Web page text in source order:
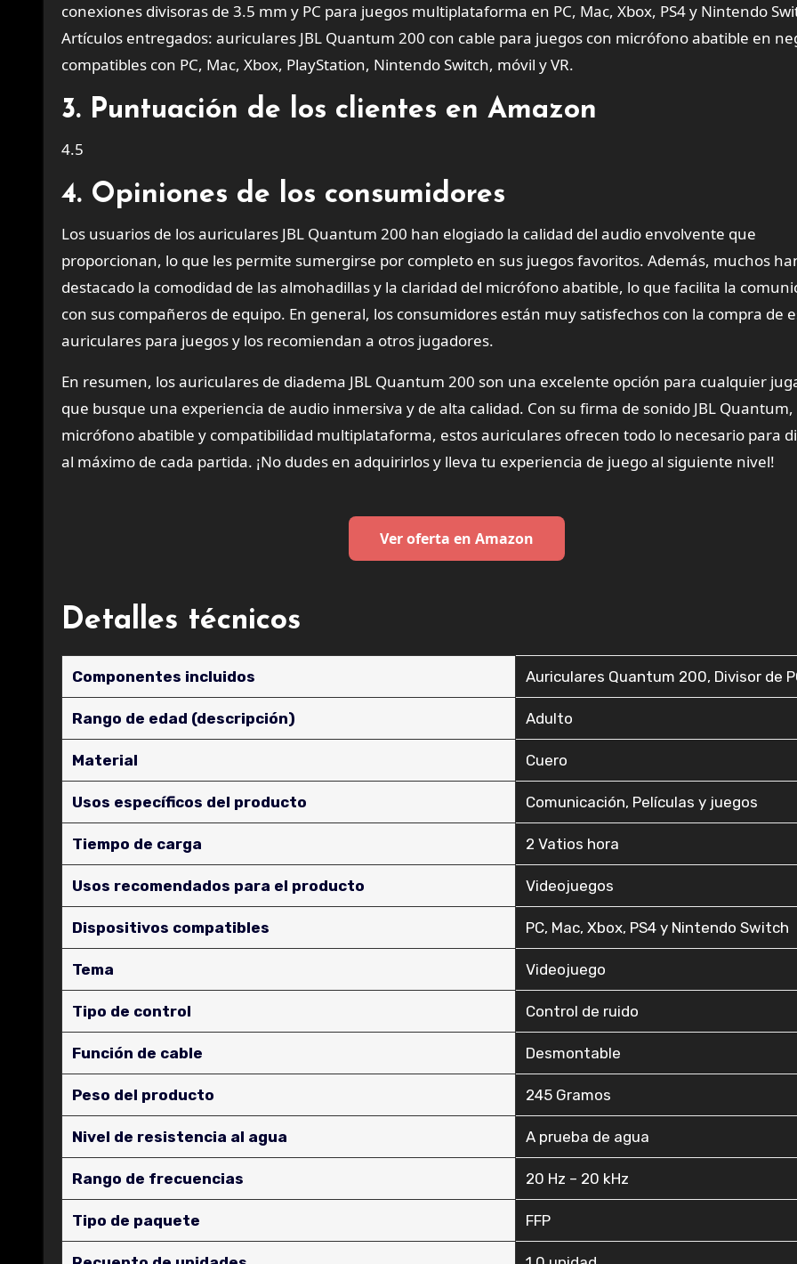
conexiones divisoras de 3.5 mm y PC para juegos multiplataforma en PC, Mac, Xbox, PS4 y Nintendo
Artículos entregados: auriculares JBL Quantum 200 con cable para juegos con micrófono abatible en
compatibles con PC, Mac, Xbox, PlayStation, Nintendo Switch, móvil y VR.
3. Puntuación de los clientes en Amazon
4.5
4. Opiniones de los consumidores
Los usuarios de los auriculares JBL Quantum 200 han elogiado la calidad del audio envolvente que
proporcionan, lo que les permite sumergirse por completo en sus juegos favoritos. Además, muchos
destacado la comodidad de las almohadillas y la claridad del micrófono abatible, lo que facilita la
con sus compañeros de equipo. En general, los consumidores están muy satisfechos con la compra de
auriculares para juegos y los recomiendan a otros jugadores.
En resumen, los auriculares de diadema JBL Quantum 200 son una excelente opción para cualquier
que busque una experiencia de audio inmersiva y de alta calidad. Con su firma de sonido JBL Quantum,
micrófono abatible y compatibilidad multiplataforma, estos auriculares ofrecen todo lo necesario para
al máximo de cada partida. ¡No dudes en adquirirlos y lleva tu experiencia de juego al siguiente nivel!
Ver oferta en Amazon
Detalles técnicos
Componentes incluidos ‎Auriculares Quantum 200, Divisor de
Rango de edad (descripción) ‎Adulto
Material ‎Cuero
Usos específicos del producto ‎Comunicación, Películas y juegos
Tiempo de carga ‎2 Vatios hora
Usos recomendados para el producto ‎Videojuegos
Dispositivos compatibles ‎PC, Mac, Xbox, PS4 y Nintendo Switch
Tema ‎Videojuego
Tipo de control ‎Control de ruido
Función de cable ‎Desmontable
Peso del producto ‎245 Gramos
Nivel de resistencia al agua ‎A prueba de agua
Rango de frecuencias ‎20 Hz – 20 kHz
Tipo de paquete ‎FFP